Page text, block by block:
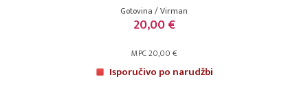
Gotovina / Virman
20,00 €
MPC 20,00 €
Isporučivo po narudžbi